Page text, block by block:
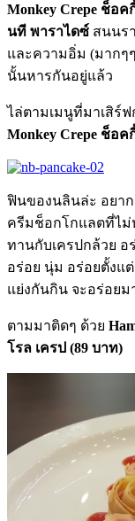
Monkey Crepe ช็อค
นที พาราไดซ์ สนนร
และความอิ่ม (มากๆ
นั้นหารกันอยู่แล้ว
ไล่ตามเมนูที่มาเสิร์
Monkey Crepe ช็อค
ฟินของนลินล่ะ อยา
ครีมช็อกโกแลตที่ไ
ทานกับเครปกล้วย อ
อร่อย นุ่ม อร่อยตั้งแ
แย่งกันกิน จะอร่อยม
ตามมาติดๆ ด้วย
โรล เครป (89 บาท)